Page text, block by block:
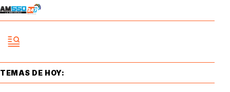
TEMAS DE HOY: